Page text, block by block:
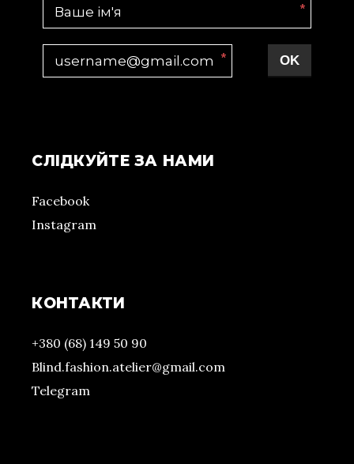
*
* OK
СЛІДКУЙТЕ ЗА НАМИ
Facebook
Instagram
КОНТАКТИ
+380 (68) 149 50 90
Blind.fashion.atelier@gmail.com
Telegram